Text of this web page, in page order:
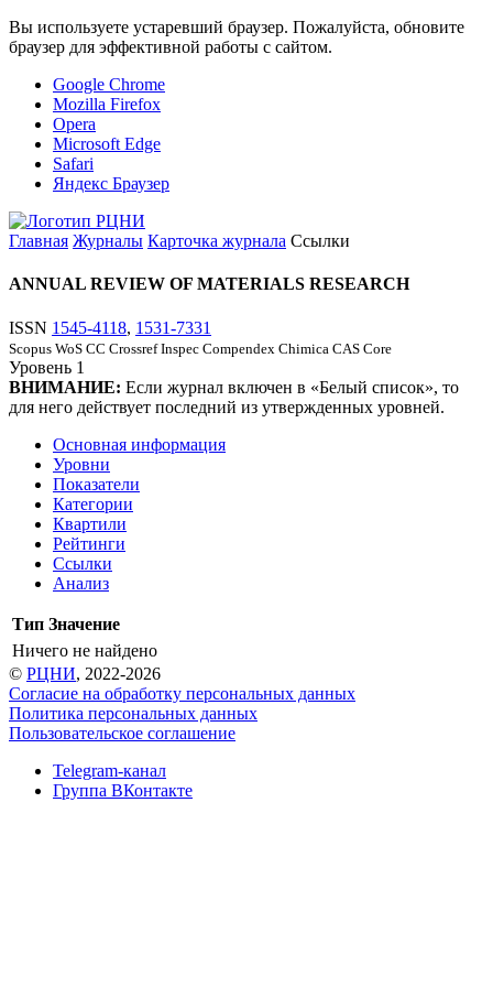
Вы используете устаревший браузер. Пожалуйста, обновите
браузер для эффективной работы с сайтом.
Google Chrome
Mozilla Firefox
Opera
Microsoft Edge
Safari
Яндекс Браузер
Главная Журналы Карточка журнала Ссылки
ANNUAL REVIEW OF MATERIALS RESEARCH
ISSN 1545-4118, 1531-7331
Scopus WoS CC Crossref Inspec Compendex Chimica CAS Core
Уровень 1
ВНИМАНИЕ: Если журнал включен в «Белый список», то
для него действует последний из утвержденных уровней.
Основная информация
Уровни
Показатели
Категории
Квартили
Рейтинги
Ссылки
Анализ
Тип Значение
Ничего не найдено
© РЦНИ, 2022-2026
Согласие на обработку персональных данных
Политика персональных данных
Пользовательское соглашение
Telegram-канал
Группа ВКонтакте